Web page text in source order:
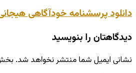
دانلود پرسشنامه خودآگاهی هیجانی گرنت و
دیدگاهتان را بنویسید
نشانی ایمیل شما منتشر نخواهد شد.